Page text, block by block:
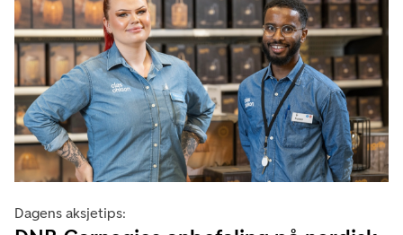
Dagens aksjetips: